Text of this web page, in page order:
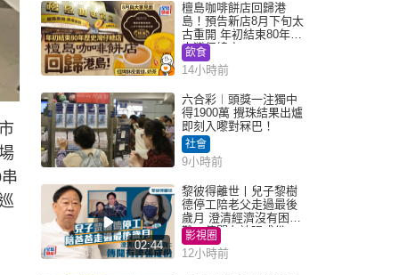
檀島咖啡餅店回歸港
島！預告新店8月下旬太
古重開 年初結束80年歷
史灣仔總店
飲食
14小時前
六合彩︱頭獎一注獨中
得1900萬 攪珠結果出爐
即刻入嚟對冧巴！
社會
9小時前
02:44
黎彼得離世丨兒子黎樹
德停工陪老父走過最後
歲月 澄清經濟沒有困
難：傳聞有誇張成份
影視圈
12小時前